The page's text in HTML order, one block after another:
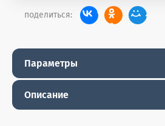
поделиться:
Параметры
Описание